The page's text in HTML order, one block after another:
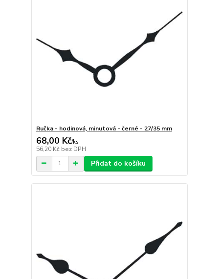
Ručka - hodinová, minutová - černé - 27/35 mm
68,00 Kč/ks
56,20 Kč bez DPH
Přidat do košíku